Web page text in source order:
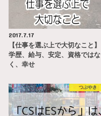
2017.7.17
【仕事を選ぶ上で大切なこと】
学歴、給与、安定、資格ではな
く、幸せ
つぶやき